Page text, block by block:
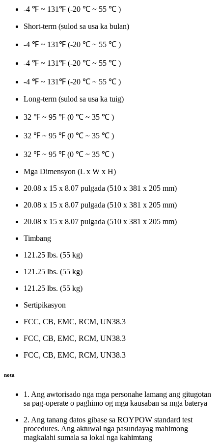
-4 ℉ ~ 131℉ (-20 ℃ ~ 55 ℃ )
Short-term (sulod sa usa ka bulan)
-4 ℉ ~ 131℉ (-20 ℃ ~ 55 ℃ )
-4 ℉ ~ 131℉ (-20 ℃ ~ 55 ℃ )
-4 ℉ ~ 131℉ (-20 ℃ ~ 55 ℃ )
Long-term (sulod sa usa ka tuig)
32 ℉ ~ 95 ℉ (0 ℃ ~ 35 ℃ )
32 ℉ ~ 95 ℉ (0 ℃ ~ 35 ℃ )
32 ℉ ~ 95 ℉ (0 ℃ ~ 35 ℃ )
Mga Dimensyon (L x W x H)
20.08 x 15 x 8.07 pulgada (510 x 381 x 205 mm)
20.08 x 15 x 8.07 pulgada (510 x 381 x 205 mm)
20.08 x 15 x 8.07 pulgada (510 x 381 x 205 mm)
Timbang
121.25 lbs. (55 kg)
121.25 lbs. (55 kg)
121.25 lbs. (55 kg)
Sertipikasyon
FCC, CB, EMC, RCM, UN38.3
FCC, CB, EMC, RCM, UN38.3
FCC, CB, EMC, RCM, UN38.3
nota
1. Ang awtorisado nga mga personahe lamang ang gitugotan
sa pag-operate o paghimo og mga kausaban sa mga baterya
2. Ang tanang datos gibase sa ROYPOW standard test
procedures. Ang aktuwal nga pasundayag mahimong
magkalahi sumala sa lokal nga kahimtang